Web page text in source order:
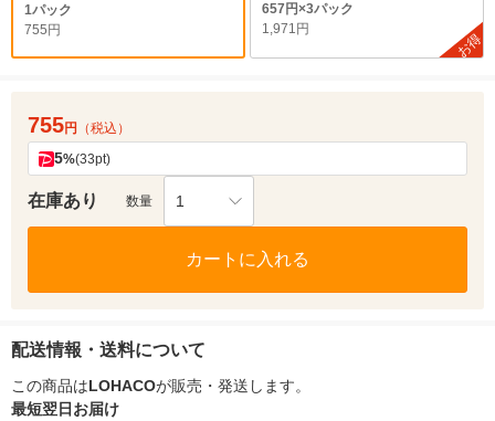
1パック
755円
657円×3パック
1,971円
お得
755円 （税込）
5%(33pt)
在庫あり 数量 1
カートに入れる
配送情報・送料について
この商品はLOHACOが販売・発送します。
最短翌日お届け